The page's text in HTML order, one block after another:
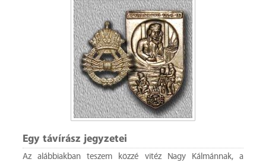
Egy távírász jegyzetei
Az alábbiakban teszem közzé vitéz Nagy Kálmánnak, a